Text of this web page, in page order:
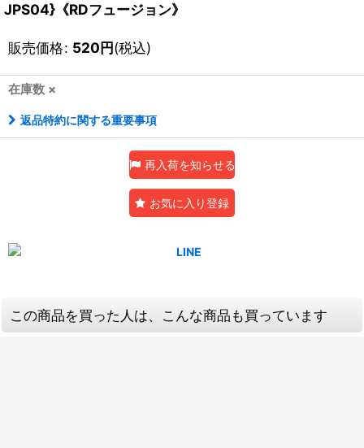
JPS04}《RDフュージョン》
販売価格: 520円(税込)
在庫数 ×
返品特約に関する重要事項
再入荷を知らせる
お気に入り登録
この商品を買った人は、こんな商品も買っています